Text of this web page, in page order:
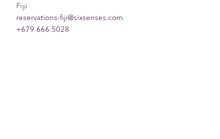
Fiyi
reservations-fiji@sixsenses.com
+679 666 5028